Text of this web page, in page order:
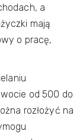
a
mają
o pracę,
od 500 do
rozłożyć na